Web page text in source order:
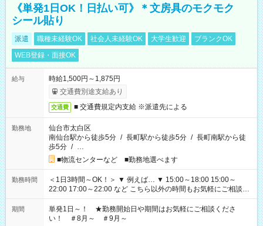
《単発1日OK！日払い可》＊文房具のモクモク
シール貼り
派遣 職種未経験OK 社会人未経験OK 大学生歓迎
ブランクOK
WEB登録・面接OK
給与
時給1,500円～1,875円
交通費別途支給あり
交通費 ■ 交通費規定内支給 ※派遣先による
勤務地
仙台市太白区
南仙台駅から徒歩5分 / 長町駅から徒歩5分 / 長町南駅から徒
歩5分 / …
■物流センターなど ■勤務地選べます
勤務時間
＜1日3時間～OK！＞ ▼ 例えば… ▼ 15:00～18:00 15:00～
22:00 17:00～22:00 など こちら以外の時間もお気軽にご相談く
ださい！
期間
単発1日～！ ★勤務開始日や期間はお気軽にご相談くださ
い！ ＃8月～ ＃9月～